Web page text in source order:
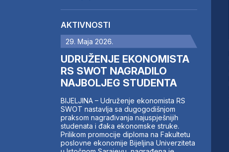
AKTIVNOSTI
29. Maja 2026.
UDRUŽENJE EKONOMISTA
RS SWOT NAGRADILO
NAJBOLJEG STUDENTA
BIJELJINA – Udruženje ekonomista RS
SWOT nastavlja sa dugogodišnjom
praksom nagrađivanja najuspješnijih
studenata i đaka ekonomske struke.
Prilikom promocije diploma na Fakultetu
poslovne ekonomije Bijeljina Univerziteta